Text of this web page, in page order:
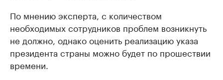
По мнению эксперта, с количеством
необходимых сотрудников проблем возникнуть
не должно, однако оценить реализацию указа
президента страны можно будет по прошествии
времени.